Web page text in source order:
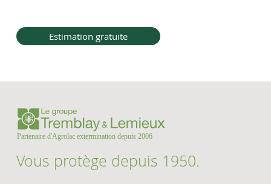
Estimation gratuite
Vous protège depuis 1950.